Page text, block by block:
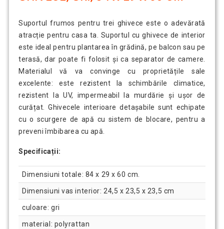
Suportul frumos pentru trei ghivece este o adevărată
atracție pentru casa ta. Suportul cu ghivece de interior
este ideal pentru plantarea în grădină, pe balcon sau pe
terasă, dar poate fi folosit și ca separator de camere.
Materialul vă va convinge cu proprietățile sale
excelente: este rezistent la schimbările climatice,
rezistent la UV, impermeabil la murdărie și ușor de
curățat. Ghivecele interioare detașabile sunt echipate
cu o scurgere de apă cu sistem de blocare, pentru a
preveni îmbibarea cu apă.
Specificații:
Dimensiuni totale: 84 x 29 x 60 cm.
Dimensiuni vas interior: 24,5 x 23,5 x 23,5 cm
culoare: gri
material: polyrattan